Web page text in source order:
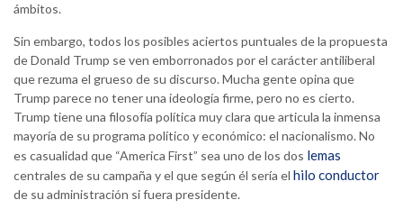
ámbitos.
Sin embargo, todos los posibles aciertos puntuales de la propuesta
de Donald Trump se ven emborronados por el carácter antiliberal
que rezuma el grueso de su discurso. Mucha gente opina que
Trump parece no tener una ideología firme, pero no es cierto.
Trump tiene una filosofía política muy clara que articula la inmensa
mayoría de su programa político y económico: el nacionalismo. No
es casualidad que “America First” sea uno de los dos lemas
centrales de su campaña y el que según él sería el hilo conductor
de su administración si fuera presidente.